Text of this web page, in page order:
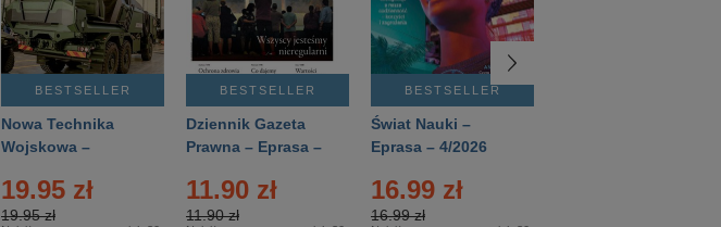
BESTSELLER
Nowa Technika
Wojskowa –
19.95 zł
19.95 zł
BESTSELLER
Dziennik Gazeta
Prawna – Eprasa –
11.90 zł
11.90 zł
BESTSELLER
Świat Nauki –
Eprasa – 4/2026
16.99 zł
16.99 zł